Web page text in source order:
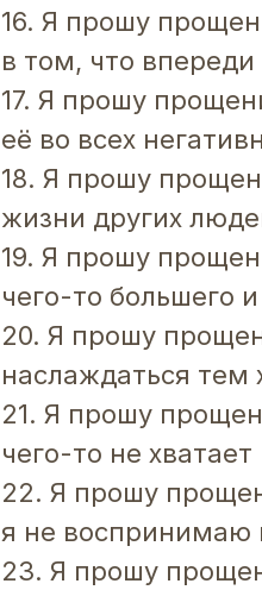
16. Я прошу
в том, что
17. Я прошу
её во всех
18. Я прошу
жизни других
19. Я прошу
чего-то большего
20. Я прошу
наслаждаться
21. Я прошу
чего-то не хватает
22. Я прошу
я не воспринимаю
23. Я прошу